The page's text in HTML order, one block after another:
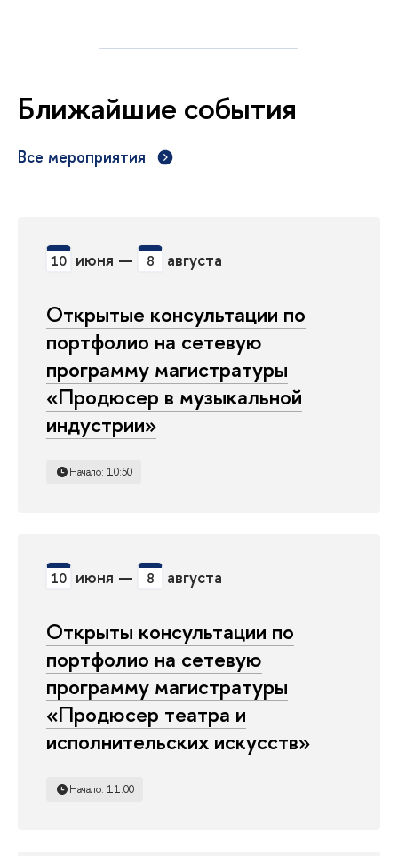
Ближайшие события
Все мероприятия
10 июня — 8 августа
Открытые консультации по
портфолио на сетевую
программу магистратуры
«Продюсер в музыкальной
индустрии»
Начало: 10:50
10 июня — 8 августа
Открыты консультации по
портфолио на сетевую
программу магистратуры
«Продюсер театра и
исполнительских искусств»
Начало: 11:00